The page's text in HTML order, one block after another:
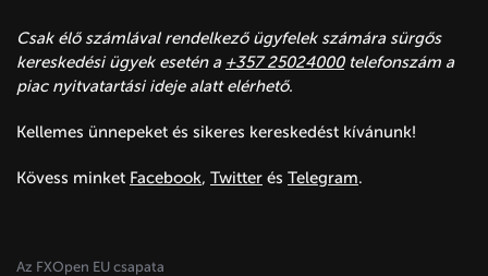
Csak élő számlával rendelkező ügyfelek számára sürgős
kereskedési ügyek esetén a +357 25024000telefonszám a
piac nyitvatartási ideje alatt elérhető.
Kellemes ünnepeket és sikeres kereskedést kívánunk!
Kövess minket Facebook, Twitter és Telegram.
Az FXOpen EU csapata